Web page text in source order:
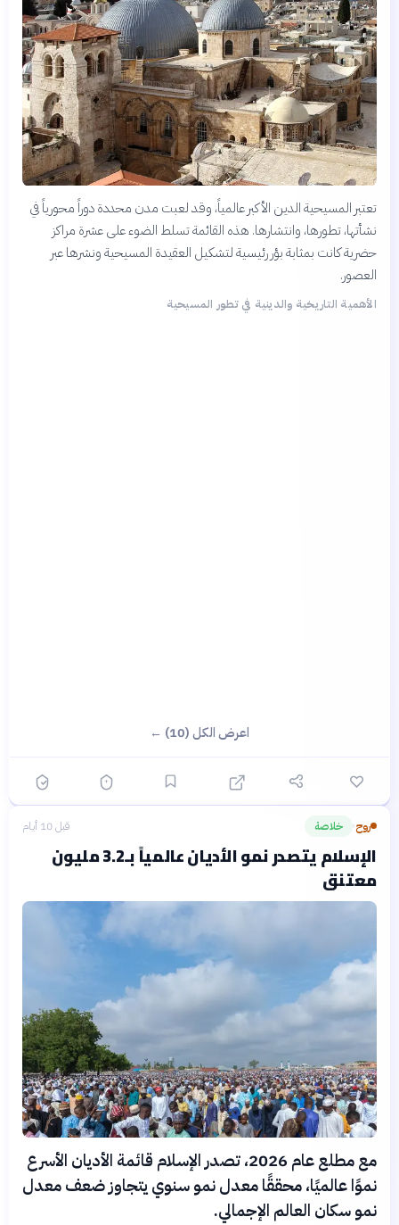
تعتبر المسيحية الدين الأكبر عالمياً، وقد لعبت مدن محددة دوراً محورياً في
نشأتها، تطورها، وانتشارها. هذه القائمة تسلط الضوء على عشرة مراكز
حضرية كانت بمثابة بؤر رئيسية لتشكيل العقيدة المسيحية ونشرها عبر
العصور.
الأهمية التاريخية والدينية في تطور المسيحية
اعرض الكل (10) ←
روح› خلاصة قبل 10 أيام
الإسلام يتصدر نمو الأديان عالمياً بـ3.2 مليون
معتنق
مع مطلع عام 2026، تصدر الإسلام قائمة الأديان الأسرع
نموًا عالميًا، محققًا معدل نمو سنوي يتجاوز ضعف معدل
نمو سكان العالم الإجمالي.